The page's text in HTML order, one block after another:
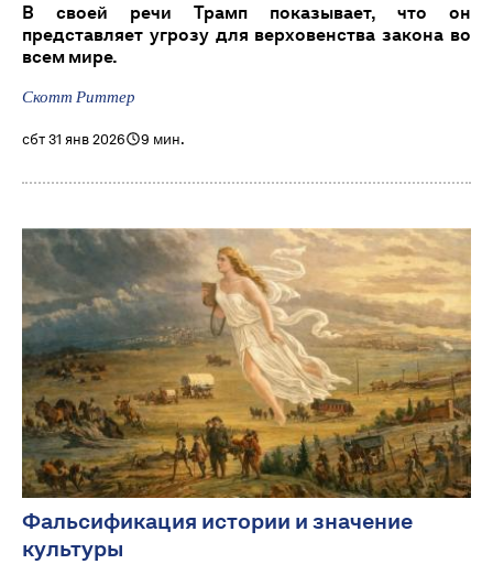
В своей речи Трамп показывает, что он
представляет угрозу для верховенства закона во
всем мире.
Скотт Риттер
сбт 31 янв 2026 9 мин.
Фальсификация истории и значение
культуры